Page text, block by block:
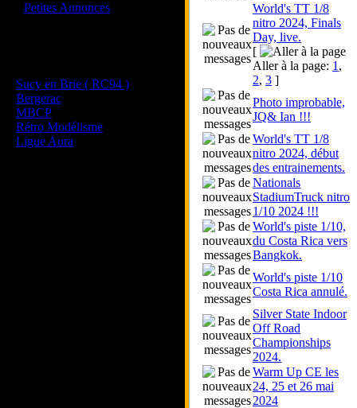
Petites Annonces
Sucy en Brie ( RC94 )
Bergerac
MBCP
Rétro Modélisme
Ligue Aura
World's TT 1/8
nitro 2024, Finals
Day, live.
[
Aller à la page: 1 ,
2, 3 ]
Photo improbable,
JQ& Ian !!!
World's TT 1/8
nitro 2024, début
des entrainements.
Nationals
StadiumTruck nitro
1/10 2024 !!!
World's piste 1/10,
du Costa Rica vers
Bangkok.
World's piste 1/10
Costa Rica annulé.
Silver State Indoor
Off Road
Championships
2024.
Warm Up CE les
24, 25 et 26 mai
2024